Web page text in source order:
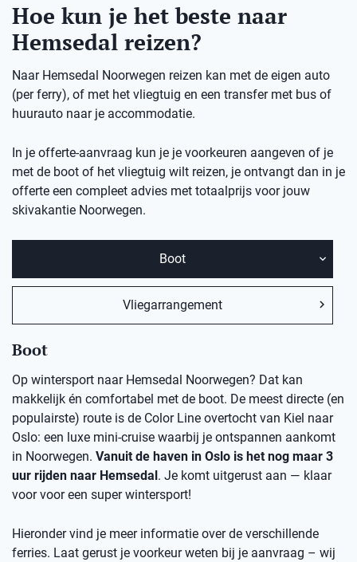
Hoe kun je het beste naar
Hemsedal reizen?
Naar Hemsedal Noorwegen reizen kan met de eigen auto
(per ferry), of met het vliegtuig en een transfer met bus of
huurauto naar je accommodatie.
In je offerte-aanvraag kun je je voorkeuren aangeven of je
met de boot of het vliegtuig wilt reizen, je ontvangt dan in je
offerte een compleet advies met totaalprijs voor jouw
skivakantie Noorwegen.
Boot
Vliegarrangement
Boot
Op wintersport naar Hemsedal Noorwegen? Dat kan
makkelijk én comfortabel met de boot. De meest directe (en
populairste) route is de Color Line overtocht van Kiel naar
Oslo: een luxe mini-cruise waarbij je ontspannen aankomt
in Noorwegen. Vanuit de haven in Oslo is het nog maar 3
uur rijden naar Hemsedal. Je komt uitgerust aan — klaar
voor voor een super wintersport!
Hieronder vind je meer informatie over de verschillende
ferries. Laat gerust je voorkeur weten bij je aanvraag – wij